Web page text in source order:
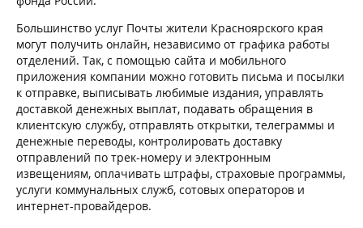
Большинство услуг Почты жители Красноярского края
могут получить онлайн, независимо от графика работы
отделений. Так, с помощью сайта и мобильного
приложения компании можно готовить письма и посылки
к отправке, выписывать любимые издания, управлять
доставкой денежных выплат, подавать обращения в
клиентскую службу, отправлять открытки, телеграммы и
денежные переводы, контролировать доставку
отправлений по трек-номеру и электронным
извещениям, оплачивать штрафы, страховые программы,
услуги коммунальных служб, сотовых операторов и
интернет-провайдеров.